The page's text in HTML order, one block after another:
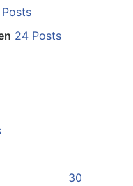
Posts
24 Posts
30